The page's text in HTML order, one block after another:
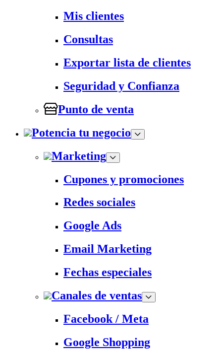
Mis clientes
Consultas
Exportar lista de clientes
Seguridad y Confianza
Punto de venta
Potencia tu negocio
Marketing
Cupones y promociones
Redes sociales
Google Ads
Email Marketing
Fechas especiales
Canales de ventas
Facebook / Meta
Google Shopping